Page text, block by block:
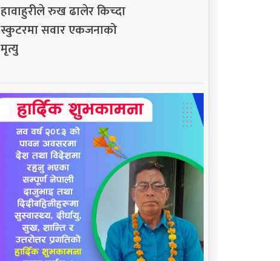
हावाहुरीले रुख ढालेर किच्दा
स्कुटरमा सवार एकजनाको
मृत्यु